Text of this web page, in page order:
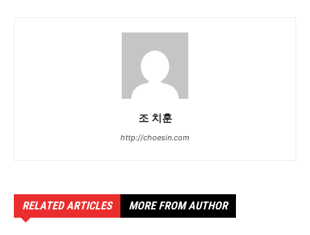
조 치훈
http://choesin.com
RELATED ARTICLES MORE FROM AUTHOR